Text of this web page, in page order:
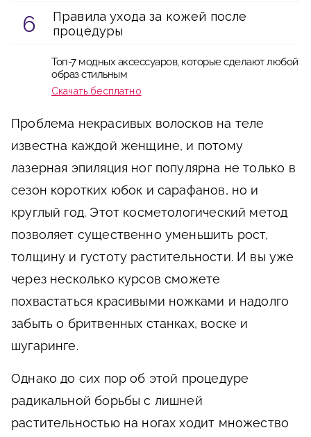
Правила ухода за кожей после
процедуры
Топ-7 модных аксессуаров, которые сделают любой
образ стильным
Скачать бесплатно
Проблема некрасивых волосков на теле
известна каждой женщине, и потому
лазерная эпиляция ног популярна не только в
сезон коротких юбок и сарафанов, но и
круглый год. Этот косметологический метод
позволяет существенно уменьшить рост,
толщину и густоту растительности. И вы уже
через несколько курсов сможете
похвастаться красивыми ножками и надолго
забыть о бритвенных станках, воске и
шугаринге.
Однако до сих пор об этой процедуре
радикальной борьбы с лишней
растительностью на ногах ходит множество
Только до 10.08
13 сертификатов
ДАРИМ 20 СЕРТИФИКАТОВ
В ЗОЛОТОЕ ЯБЛОКО НА 20 000₽
ЗАБРАТЬ ПОДАРОК
Даю согласие на обработку персональных данных
Даю согласие на получение рекламы и информационных сообщений